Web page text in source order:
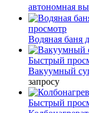
автономная
просмотр
Водяная баня
Быстрый
Вакуумный
запросу
Быстрый